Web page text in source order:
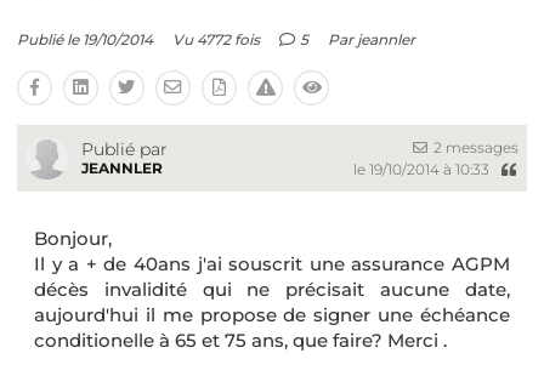
Publié le 19/10/2014 Vu 4772 fois 5 Par jeannler
Publié par
JEANNLER
2 messages
le 19/10/2014 à 10:33
Bonjour,
Il y a + de 40ans j'ai souscrit une assurance AGPM
décès invalidité qui ne précisait aucune date,
aujourd'hui il me propose de signer une échéance
conditionelle à 65 et 75 ans, que faire? Merci .